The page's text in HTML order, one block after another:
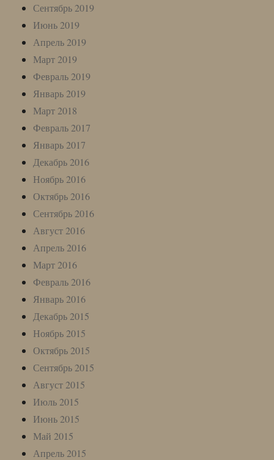
Сентябрь 2019
Июнь 2019
Апрель 2019
Март 2019
Февраль 2019
Январь 2019
Март 2018
Февраль 2017
Январь 2017
Декабрь 2016
Ноябрь 2016
Октябрь 2016
Сентябрь 2016
Август 2016
Апрель 2016
Март 2016
Февраль 2016
Январь 2016
Декабрь 2015
Ноябрь 2015
Октябрь 2015
Сентябрь 2015
Август 2015
Июль 2015
Июнь 2015
Май 2015
Апрель 2015